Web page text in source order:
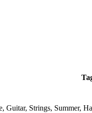
Guitar, Strings, Summer,